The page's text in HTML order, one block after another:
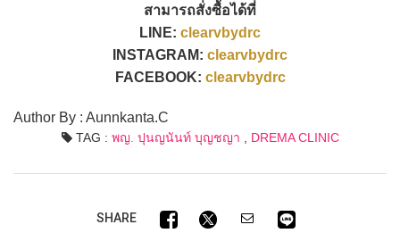
สามารถสั่งซื้อได้ที่
LINE: clearvbydrc
INSTAGRAM: clearvbydrc
FACEBOOK: clearvbydrc
Author By : Aunnkanta.C
TAG : พญ. ปุนญนันท์ บุญชญา , DREMA CLINIC
SHARE